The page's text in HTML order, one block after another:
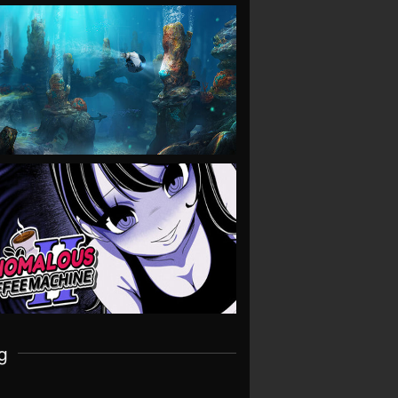
VIEW
VIEW